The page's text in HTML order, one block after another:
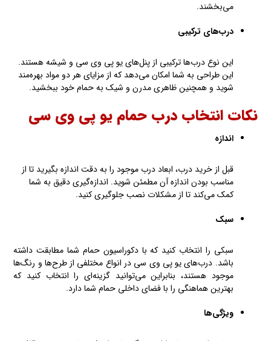
می‌بخشند.
درب‌های ترکیبی
این نوع درب‌ها ترکیبی از پنل‌های یو پی وی سی و شیشه هستند.
این طراحی به شما امکان می‌دهد که از مزایای هر دو مواد بهره‌مند
شوید و همچنین ظاهری مدرن و شیک به حمام خود ببخشید.
نکات انتخاب درب حمام یو پی وی سی
اندازه
قبل از خرید درب، ابعاد درب موجود را به دقت اندازه بگیرید تا از
مناسب بودن اندازه آن مطمئن شوید. اندازه‌گیری دقیق به شما
کمک می‌کند تا از مشکلات نصب جلوگیری کنید.
سبک
سبکی را انتخاب کنید که با دکوراسیون حمام شما مطابقت داشته
باشد. درب‌های یو پی وی سی در انواع مختلفی از طرح‌ها و رنگ‌ها
موجود هستند، بنابراین می‌توانید گزینه‌ای را انتخاب کنید که
بهترین هماهنگی را با فضای داخلی حمام شما دارد.
ویژگی‌ها